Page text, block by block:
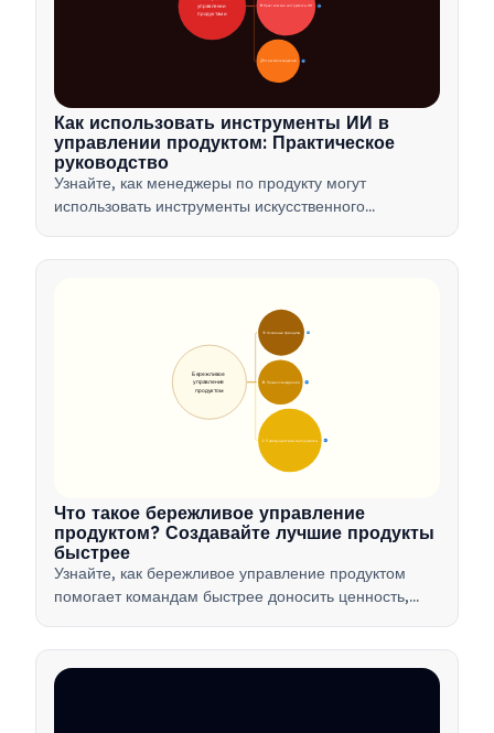
🛠️ Практические инструменты ИИ
📋 Стратегия внедрения 33
управлении
продуктами
Как использовать инструменты ИИ в
управлении продуктом: Практическое
руководство
Узнайте, как менеджеры по продукту могут
использовать инструменты искусственного
🎯 Основные принципы
🛠️ Процесс внедрения
💡 Преимущества и инструменты
Бережливое
управление
продуктом
Что такое бережливое управление
продуктом? Создавайте лучшие продукты
быстрее
Узнайте, как бережливое управление продуктом
помогает командам быстрее доносить ценность,